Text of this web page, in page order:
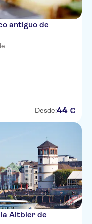
antiguo de
Desde:44 €
Altbier de